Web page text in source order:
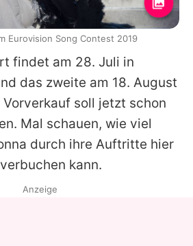
findet am 28. Juli in
das zweite am 18. August
Vorverkauf soll jetzt schon
Mal schauen, wie viel
durch ihre Auftritte hier
kann.
Eurovision Song Contest 2019
Anzeige